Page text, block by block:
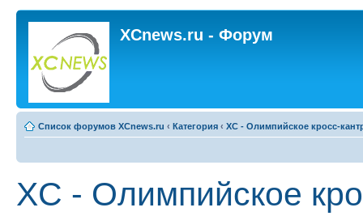
XCnews.ru - Форум
Список форумов XCnews.ru ‹ Категория ‹ XC - Олимпийское кросс-
XC - Олимпийское